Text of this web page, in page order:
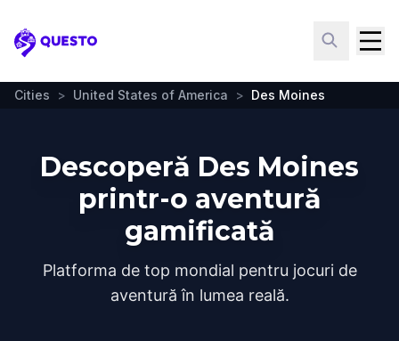
Questo
Cities > United States of America > Des Moines
Descoperă Des Moines
printr-o aventură
gamificată
Platforma de top mondial pentru jocuri de
aventură în lumea reală.